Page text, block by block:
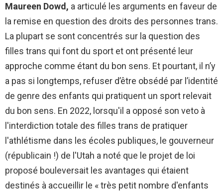
Maureen Dowd, a articulé les arguments en faveur de
la remise en question des droits des personnes trans.
La plupart se sont concentrés sur la question des
filles trans qui font du sport et ont présenté leur
approche comme étant du bon sens. Et pourtant, il n’y
a pas si longtemps, refuser d’être obsédé par l’identité
de genre des enfants qui pratiquent un sport relevait
du bon sens. En 2022, lorsqu'il a opposé son veto à
l'interdiction totale des filles trans de pratiquer
l'athlétisme dans les écoles publiques, le gouverneur
(républicain !) de l'Utah a noté que le projet de loi
proposé bouleversait les avantages qui étaient
destinés à accueillir le « très petit nombre d'enfants